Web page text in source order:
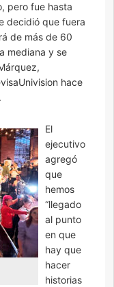
pero fue hasta
decidió que fuera
de más de 60
mediana y se
hace
El
ejecutivo
agregó
que
hemos
“llegado
al punto
en que
hay que
hacer
historias